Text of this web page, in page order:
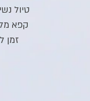
טיול
קפא
זמן